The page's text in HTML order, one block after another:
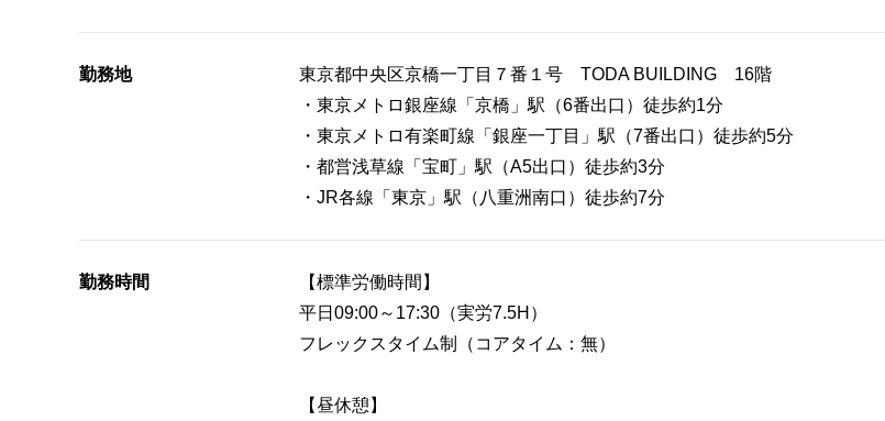
勤務地
東京都中央区京橋一丁目７番１号 TODA BUILDING 16階
・東京メトロ銀座線「京橋」駅（6番出口）徒歩約1分
・東京メトロ有楽町線「銀座一丁目」駅（7番出口）徒歩約5分
・都営浅草線「宝町」駅（A5出口）徒歩約3分
・JR各線「東京」駅（八重洲南口）徒歩約7分
勤務時間
【標準労働時間】
平日09:00～17:30（実労7.5H）
フレックスタイム制（コアタイム：無）
【昼休憩】